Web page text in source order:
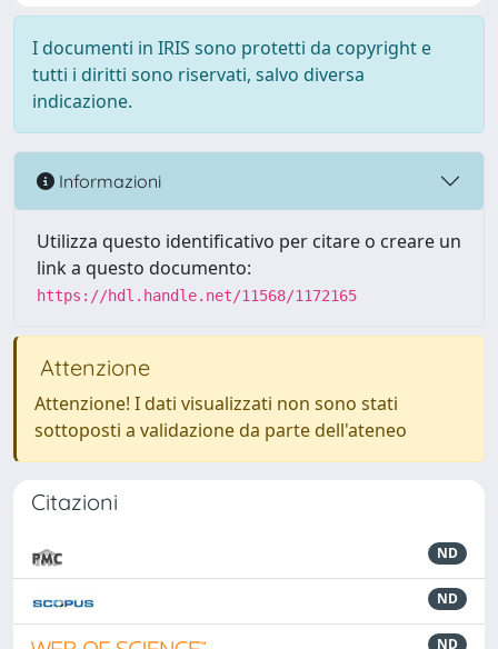
I documenti in IRIS sono protetti da copyright e
tutti i diritti sono riservati, salvo diversa
indicazione.
Informazioni
Utilizza questo identificativo per citare o creare un
link a questo documento:
https://hdl.handle.net/11568/1172165
Attenzione
Attenzione! I dati visualizzati non sono stati
sottoposti a validazione da parte dell'ateneo
Citazioni
ND
ND
ND